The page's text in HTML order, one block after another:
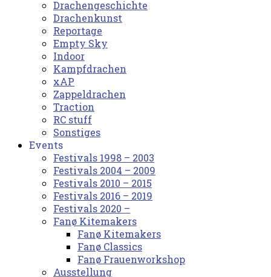
Drachengeschichte
Drachenkunst
Reportage
Empty Sky
Indoor
Kampfdrachen
xAP
Zappeldrachen
Traction
RC stuff
Sonstiges
Events
Festivals 1998 – 2003
Festivals 2004 – 2009
Festivals 2010 – 2015
Festivals 2016 – 2019
Festivals 2020 –
Fanø Kitemakers
Fanø Kitemakers
Fanø Classics
Fanø Frauenworkshop
Ausstellung